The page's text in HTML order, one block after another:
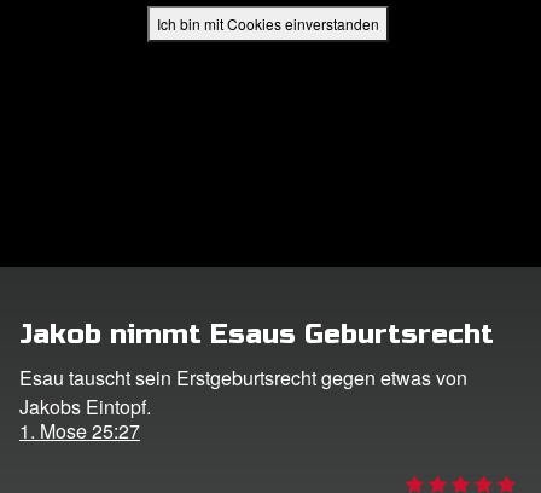
Ich bin mit Cookies einverstanden
ändern
Jakob nimmt Esaus Geburtsrecht
Esau tauscht sein Erstgeburtsrecht gegen etwas von
Jakobs Eintopf.
1. Mose 25:27